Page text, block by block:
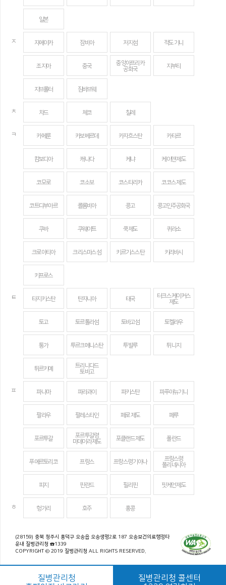
일본
ㅈ 자메이카 잠비아 저지섬 적도 기니
조지아 중국
중앙아프리카
공화국
지부티
지브롤터 짐바브웨
ㅊ 차드 체코 칠레
ㅋ 카메룬 카보베르데 카자흐스탄 카타르
캄보디아 캐나다 케냐 케이맨 제도
코모로 코소보 코스타리카 코코스 제도
코트디부아르 콜롬비아 콩고 콩고민주공화국
쿠바 쿠웨이트 쿡 제도 퀴라소
크로아티아 크리스마스섬 키르기스스탄 키리바시
키프로스
ㅌ 타지키스탄 탄자니아 태국
터크스 케이커스
제도
토고 토르톨라섬 토바고섬 토켈라우
통가 투르크메니스탄 투발루 튀니지
튀르키예
트리니다드
토바고
ㅍ 파나마 파라과이 파키스탄 파푸아뉴기니
팔라우 팔레스타인 페로 제도 페루
포르투갈
포르투갈령
마데이라 제도
포클랜드 제도 폴란드
푸에르토리코 프랑스 프랑스령 기아나
프랑스령
폴리네시아
피지 핀란드 필리핀 핏케언 제도
ㅎ 헝가리 호주 홍콩
(28159) 충북 청주시 흥덕구 오송읍 오송생명2로 187 오송보건의료행정타
운내 질병관리청 ☎1339
COPYRIGHT © 2019 질병관리청 ALL RIGHTS RESERVED.
질병관리청
질병관리청 콜센터